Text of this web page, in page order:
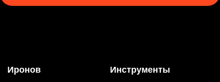
Иронов Инструменты